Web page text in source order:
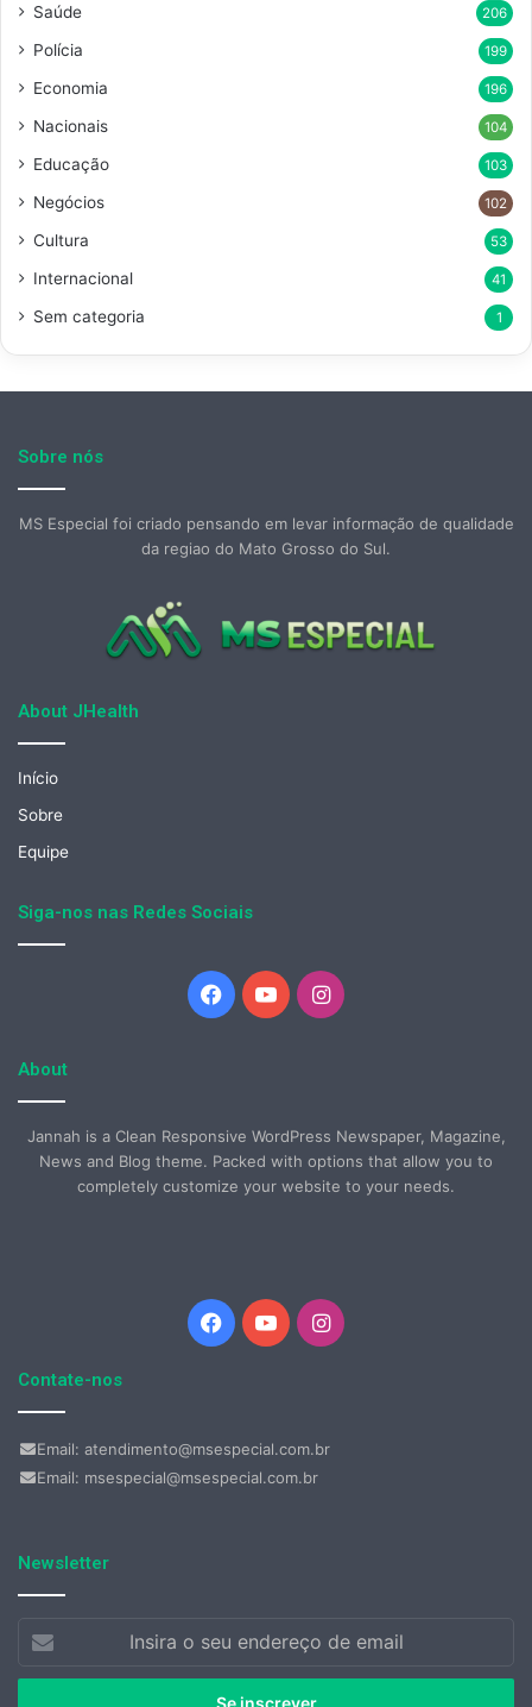
Saúde 206
Polícia 199
Economia 196
Nacionais 104
Educação 103
Negócios 102
Cultura 53
Internacional 41
Sem categoria 1
Sobre nós
MS Especial foi criado pensando em levar informação de qualidade
da regiao do Mato Grosso do Sul.
About JHealth
Início
Sobre
Equipe
Siga-nos nas Redes Sociais
Facebook
YouTubeInstagram
About
Jannah is a Clean Responsive WordPress Newspaper, Magazine,
News and Blog theme. Packed with options that allow you to
completely customize your website to your needs.
Facebook
YouTubeInstagram
Contate-nos
Email: atendimento@msespecial.com.br
Email: msespecial@msespecial.com.br
Newsletter
seu